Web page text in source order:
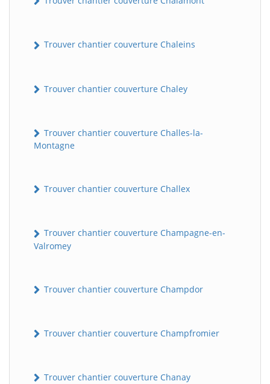
Trouver chantier couverture Chaleins
Trouver chantier couverture Chaley
Trouver chantier couverture Challes-la-
Montagne
Trouver chantier couverture Challex
Trouver chantier couverture Champagne-en-
Valromey
Trouver chantier couverture Champdor
Trouver chantier couverture Champfromier
Trouver chantier couverture Chanay